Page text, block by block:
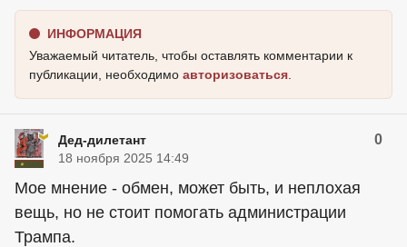
ИНФОРМАЦИЯ
Уважаемый читатель, чтобы оставлять комментарии к
публикации, необходимо авторизоваться
Дед-дилетант 0
18 ноября 2025 14:49
Мое мнение - обмен, может быть, и неплохая
вещь, но не стоит помогать администрации
Трампа.